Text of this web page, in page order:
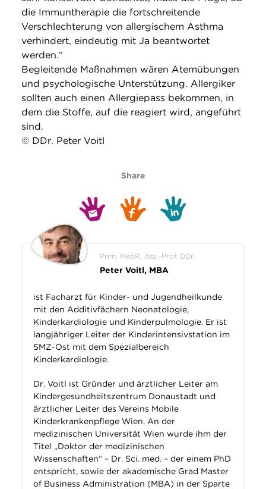
die Immuntherapie die fortschreitende
Verschlechterung von allergischem Asthma
verhindert, eindeutig mit Ja beantwortet
werden.“
Begleitende Maßnahmen wären Atemübungen
und psychologische Unterstützung. Allergiker
sollten auch einen Allergiepass bekommen, in
dem die Stoffe, auf die reagiert wird, angeführt
sind.
© DDr. Peter Voitl
Share
Prim. MedR. Ass.-Prof. DDr.
Peter Voitl, MBA
ist Facharzt für Kinder- und Jugendheilkunde
mit den Additivfächern Neonatologie,
Kinderkardiologie und Kinderpulmologie. Er ist
langjähriger Leiter der Kinderintensivstation im
SMZ-Ost mit dem Spezialbereich
Kinderkardiologie.
Dr. Voitl ist Gründer und ärztlicher Leiter am
Kindergesundheitszentrum Donaustadt und
ärztlicher Leiter des Vereins Mobile
Kinderkrankenpflege Wien. An der
medizinischen Universität Wien wurde ihm der
Titel „Doktor der medizinischen
Wissenschaften“ – Dr. Sci. med. – der einem PhD
entspricht, sowie der akademische Grad Master
of Business Administration (MBA) in der Sparte